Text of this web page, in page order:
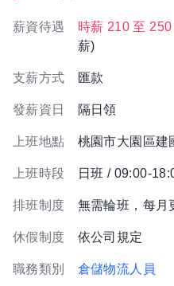
薪資待遇 時薪 210 至 250
薪)
支薪方式 匯款
發薪資日 隔日領
上班地點 桃園市大園區建
上班時段 日班 / 09:00-
排班制度 無需輪班，每月
休假制度 依公司規定
職務類別 倉儲物流人員